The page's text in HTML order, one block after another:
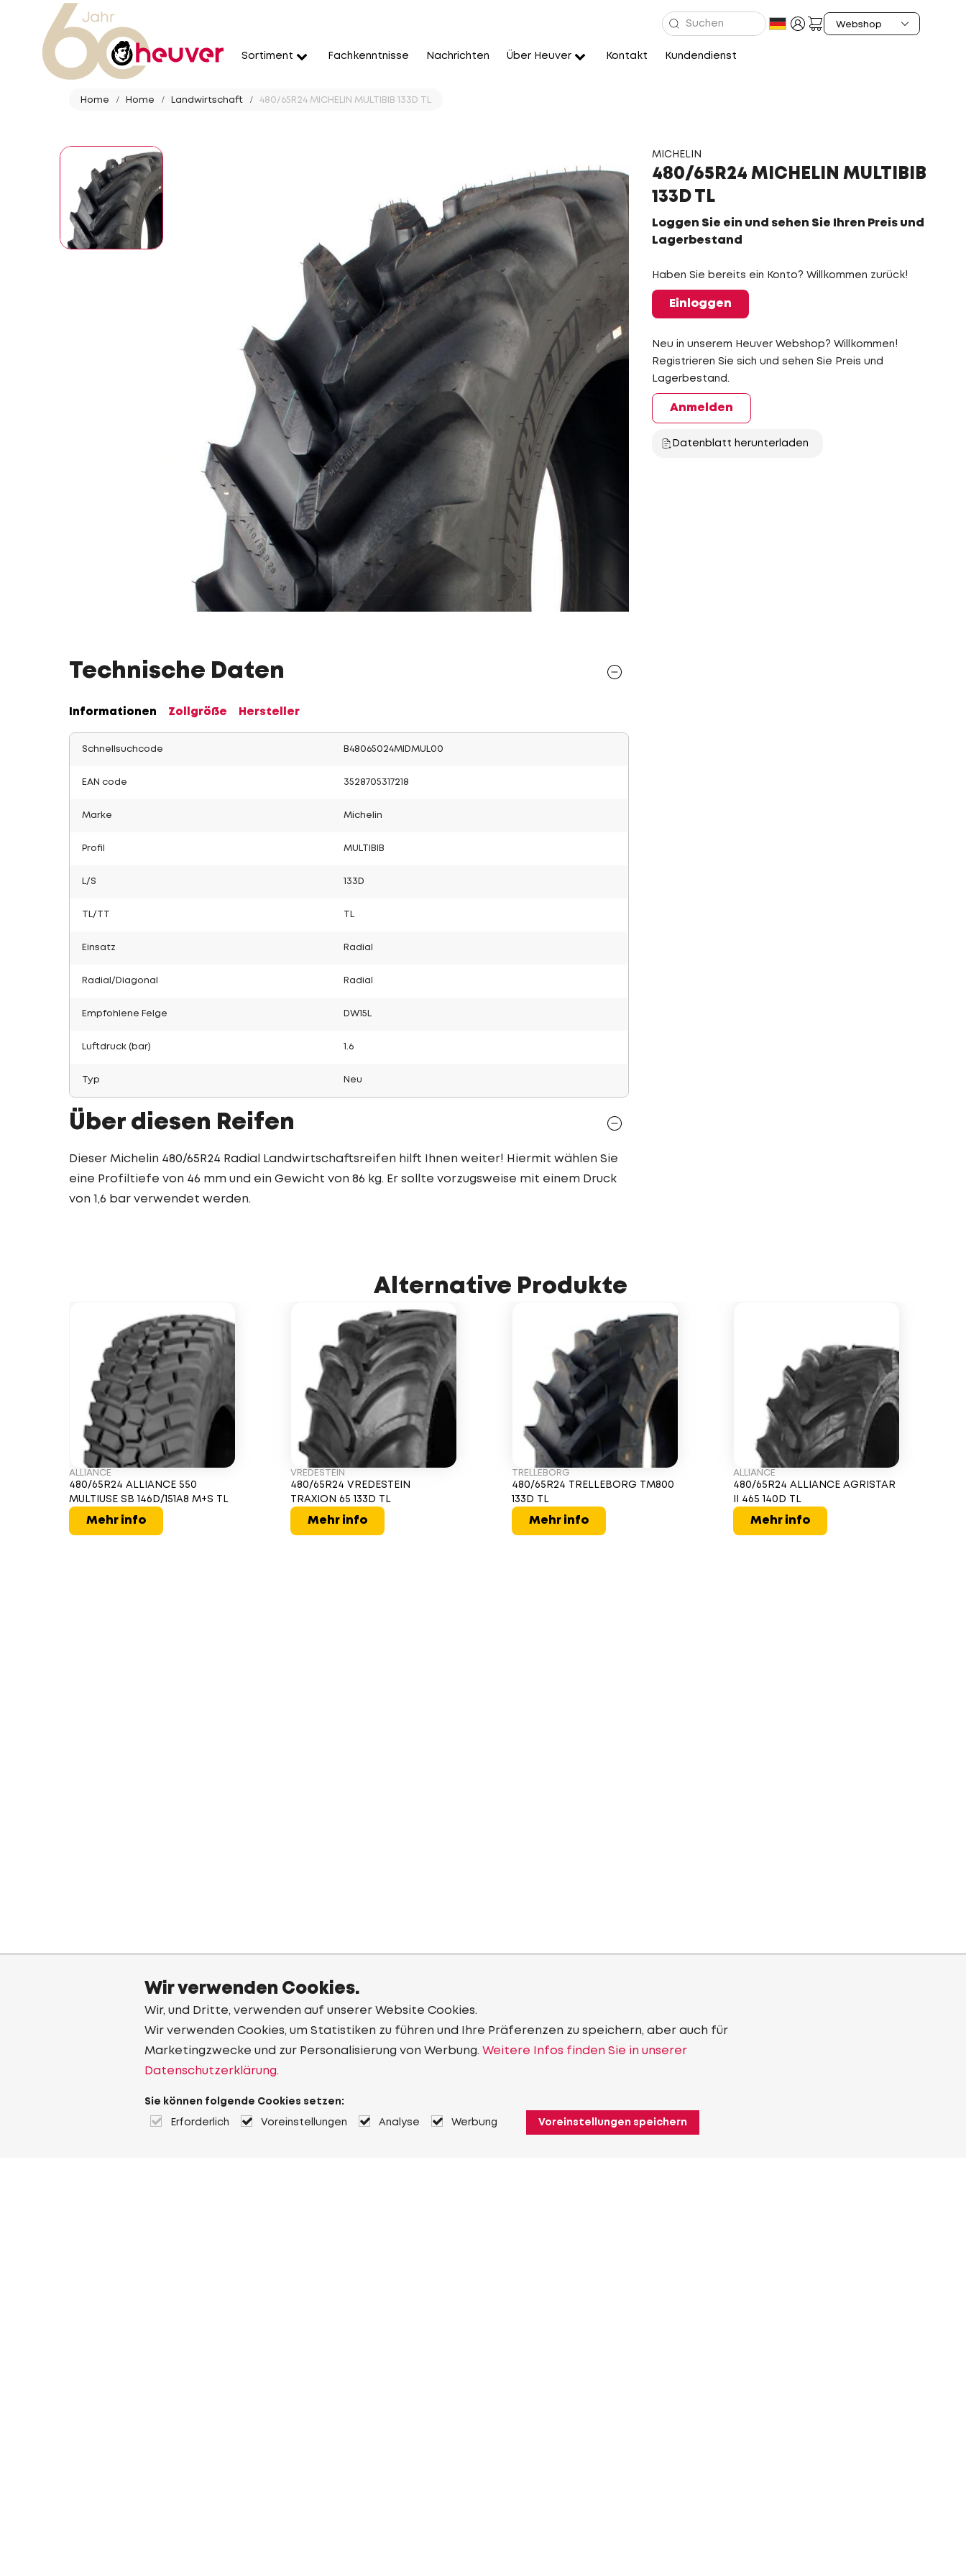
Sortiment Fachkenntnisse Nachrichten Über Heuver Kontakt Kundendienst
Home Home Landwirtschaft 480/65R24 MICHELIN MULTIBIB 133D TL
MICHELIN
480/65R24 MICHELIN MULTIBIB
133D TL
Loggen Sie ein und sehen Sie Ihren Preis und
Lagerbestand
Haben Sie bereits ein Konto? Willkommen zurück!
Einloggen
Neu in unserem Heuver Webshop? Willkommen!
Registrieren Sie sich und sehen Sie Preis und
Lagerbestand.
Anmelden
Datenblatt herunterladen
Technische Daten
Informationen Zollgröße Hersteller
Schnellsuchcode B48065024MIDMUL00
EAN code 3528705317218
Marke Michelin
Profil MULTIBIB
L/S 133D
TL/TT
Einsatz Radial
Radial/Diagonal Radial
Empfohlene Felge DW15L
Luftdruck (bar) 1.6
Typ Neu
Über diesen Reifen
Dieser Michelin 480/65R24 Radial Landwirtschaftsreifen hilft Ihnen weiter! Hiermit wählen Sie
eine Profiltiefe von 46 mm und ein Gewicht von 86 kg. Er sollte vorzugsweise mit einem Druck
von 1,6 bar verwendet werden.
Alternative Produkte
ALLIANCE
480/65R24 ALLIANCE 550
MULTIUSE SB 146D/151A8 M+S TL
Mehr info
VREDESTEIN
480/65R24 VREDESTEIN
TRAXION 65 133D TL
Mehr info
TRELLEBORG
480/65R24 TRELLEBORG TM800
133D TL
Mehr info
ALLIANCE
480/65R24 ALLIANCE AGRISTAR
II 465 140D TL
Mehr info
Wir verwenden Cookies.
Wir, und Dritte, verwenden auf unserer Website Cookies.
Wir verwenden Cookies, um Statistiken zu führen und Ihre Präferenzen zu speichern, aber auch für
Marketingzwecke und zur Personalisierung von Werbung. Weitere Infos finden Sie in unserer
Datenschutzerklärung.
Sie können folgende Cookies setzen:
Erforderlich Voreinstellungen Analyse Werbung Voreinstellungen speichern